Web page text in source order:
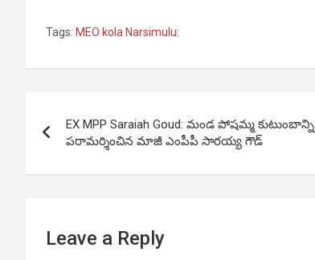
Tags: MEO kola Narsimulu:
navigation
EX MPP Saraiah Goud: మండ పోషమ్మ కుటుంబాన్ని
పరామర్శించిన మాజీ ఎంపీపీ సారయ్య గౌడ్
Leave a Reply